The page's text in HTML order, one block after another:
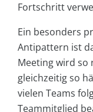
Fortschritt
Ein besonders
Antipattern ist
Meeting wird
gleichzeitig so
vielen Teams
Teammitglied